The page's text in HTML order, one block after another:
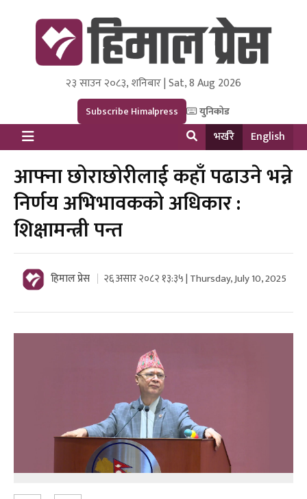
Himal Press
Dot NewsyNepal Media and Research Pvt Ltd.
२३ साउन २०८३, शनिबार | Sat, 8 Aug 2026
Subscribe Himalpress युनिकोड
भर्खरै English
आफ्ना छोराछोरीलाई कहाँ पढाउने भन्ने
निर्णय अभिभावकको अधिकार :
शिक्षामन्त्री पन्त
हिमाल प्रेस २६ असार २०८२ १३:३५ | Thursday, July 10, 2025